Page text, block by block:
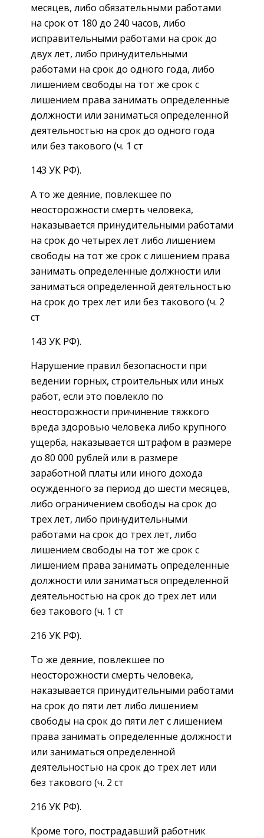
месяцев, либо обязательными работами
на срок от 180 до 240 часов, либо
исправительными работами на срок до
двух лет, либо принудительными
работами на срок до одного года, либо
лишением свободы на тот же срок с
лишением права занимать определенные
должности или заниматься определенной
деятельностью на срок до одного года
или без такового (ч. 1 ст
143 УК РФ).
А то же деяние, повлекшее по
неосторожности смерть человека,
наказывается принудительными работами
на срок до четырех лет либо лишением
свободы на тот же срок с лишением права
занимать определенные должности или
заниматься определенной деятельностью
на срок до трех лет или без такового (ч. 2
ст
143 УК РФ).
Нарушение правил безопасности при
ведении горных, строительных или иных
работ, если это повлекло по
неосторожности причинение тяжкого
вреда здоровью человека либо крупного
ущерба, наказывается штрафом в размере
до 80 000 рублей или в размере
заработной платы или иного дохода
осужденного за период до шести месяцев,
либо ограничением свободы на срок до
трех лет, либо принудительными
работами на срок до трех лет, либо
лишением свободы на тот же срок с
лишением права занимать определенные
должности или заниматься определенной
деятельностью на срок до трех лет или
без такового (ч. 1 ст
216 УК РФ).
То же деяние, повлекшее по
неосторожности смерть человека,
наказывается принудительными работами
на срок до пяти лет либо лишением
свободы на срок до пяти лет с лишением
права занимать определенные должности
или заниматься определенной
деятельностью на срок до трех лет или
без такового (ч. 2 ст
216 УК РФ).
Кроме того, пострадавший работник